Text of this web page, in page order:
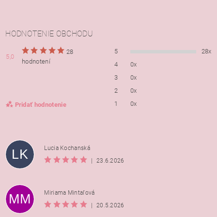
HODNOTENIE OBCHODU
5,0
28
hodnotení
Pridať hodnotenie
5
28x
4
0x
3
0x
2
0x
1
0x
LK
Lucia Kochanská
23.6.2026
MM
Miriama Mintaľová
20.5.2026